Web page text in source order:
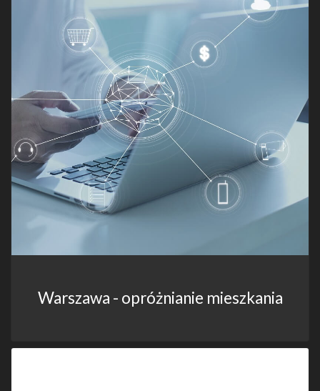
Warszawa - opróżnianie mieszkania